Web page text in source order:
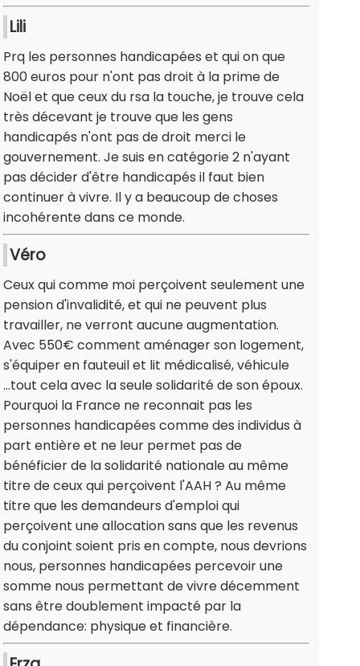
Lili
Prq les personnes handicapées et qui on que
800 euros pour n'ont pas droit à la prime de
Noël et que ceux du rsa la touche, je trouve cela
très décevant je trouve que les gens
handicapés n'ont pas de droit merci le
gouvernement. Je suis en catégorie 2 n'ayant
pas décider d'être handicapés il faut bien
continuer à vivre. Il y a beaucoup de choses
incohérente dans ce monde.
Véro
Ceux qui comme moi perçoivent seulement une
pension d'invalidité, et qui ne peuvent plus
travailler, ne verront aucune augmentation.
Avec 550€ comment aménager son logement,
s'équiper en fauteuil et lit médicalisé, véhicule
...tout cela avec la seule solidarité de son époux.
Pourquoi la France ne reconnait pas les
personnes handicapées comme des individus à
part entière et ne leur permet pas de
bénéficier de la solidarité nationale au même
titre de ceux qui perçoivent l'AAH ? Au même
titre que les demandeurs d'emploi qui
perçoivent une allocation sans que les revenus
du conjoint soient pris en compte, nous devrions
nous, personnes handicapées percevoir une
somme nous permettant de vivre décemment
sans être doublement impacté par la
dépendance: physique et financière.